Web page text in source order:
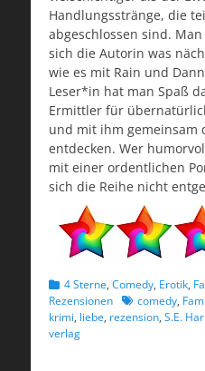
Handlungsstränge, die
abgeschlossen sind.
sich die Autorin was
wie es mit Rain und
Leser*in hat man Spaß
Ermittler für
und mit ihm gemeinsam
entdecken. Wer
mit einer ordentlichen
sich die Reihe nicht
Kategorien
4 Sterne, Comedy, Erotik,
Rezensionen Schlagworte
comedy,
krimi, liebe, rezension, S.E.
verlag